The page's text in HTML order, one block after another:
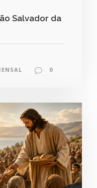
Salvador da
0